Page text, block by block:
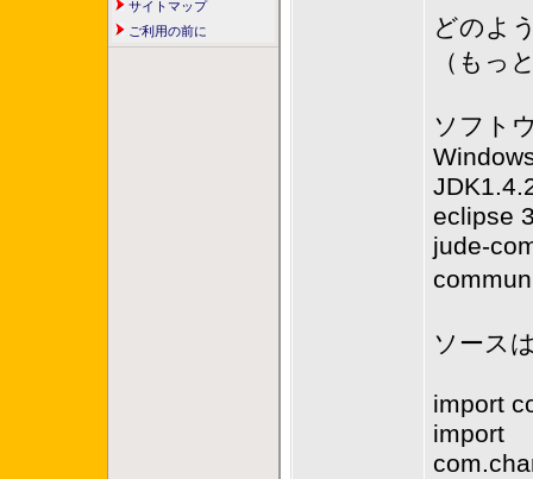
サイトマップ
ご利用の前に
どのよ
（もっ
ソフト
eclipse
jude-
ソース
import
import